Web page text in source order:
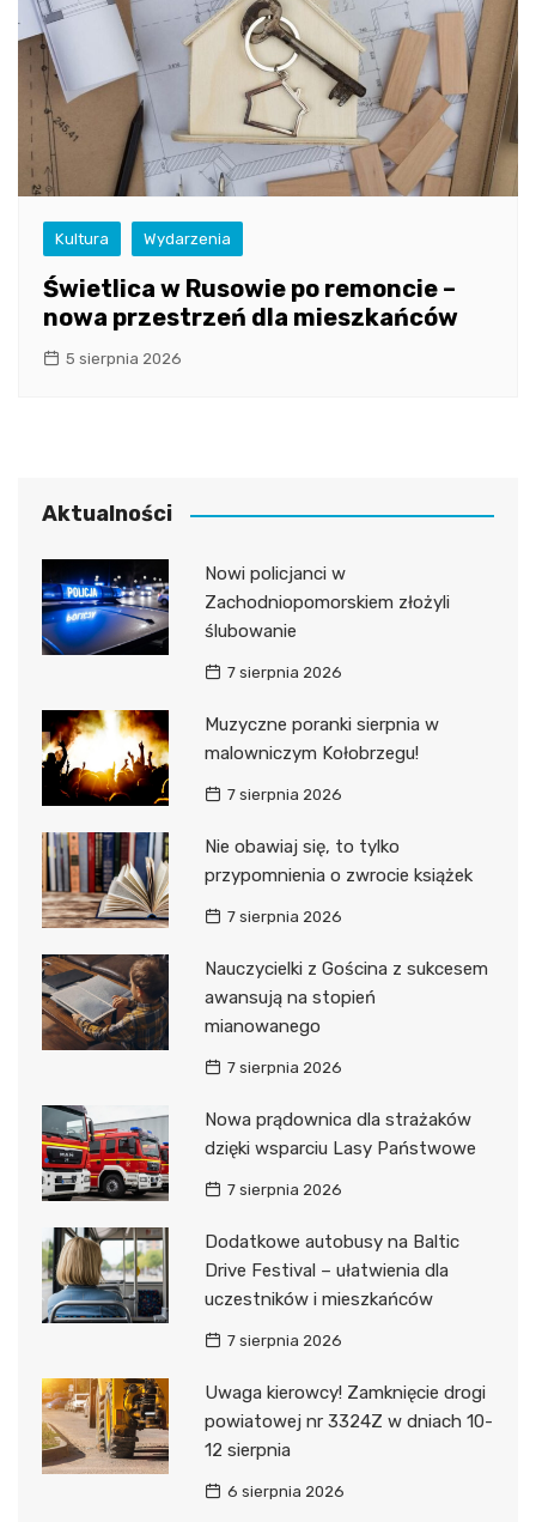
Kultura Wydarzenia
Świetlica w Rusowie po remoncie –
nowa przestrzeń dla mieszkańców
5 sierpnia 2026
Aktualności
Nowi policjanci w
Zachodniopomorskiem złożyli
ślubowanie
7 sierpnia 2026
Muzyczne poranki sierpnia w
malowniczym Kołobrzegu!
7 sierpnia 2026
Nie obawiaj się, to tylko
przypomnienia o zwrocie książek
7 sierpnia 2026
Nauczycielki z Gościna z sukcesem
awansują na stopień
mianowanego
7 sierpnia 2026
Nowa prądownica dla strażaków
dzięki wsparciu Lasy Państwowe
7 sierpnia 2026
Dodatkowe autobusy na Baltic
Drive Festival – ułatwienia dla
uczestników i mieszkańców
7 sierpnia 2026
Uwaga kierowcy! Zamknięcie drogi
powiatowej nr 3324Z w dniach 10-
12 sierpnia
6 sierpnia 2026